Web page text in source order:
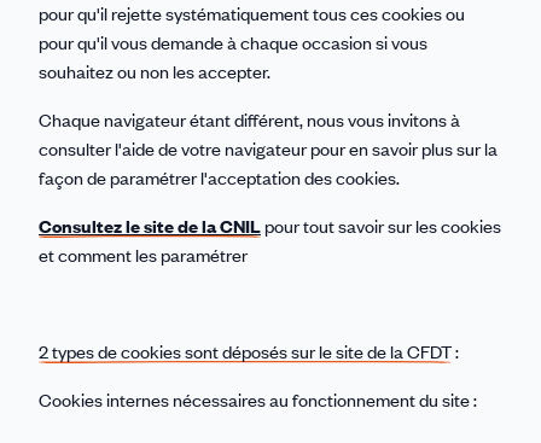
pour qu'il rejette systématiquement tous ces cookies ou
pour qu'il vous demande à chaque occasion si vous
souhaitez ou non les accepter.
Chaque navigateur étant différent, nous vous invitons à
consulter l'aide de votre navigateur pour en savoir plus sur la
façon de paramétrer l'acceptation des cookies.
Consultez le site de la CNIL pour tout savoir sur les cookies
et comment les paramétrer
2 types de cookies sont déposés sur le site de la CFDT:
Cookies internes nécessaires au fonctionnement du site :